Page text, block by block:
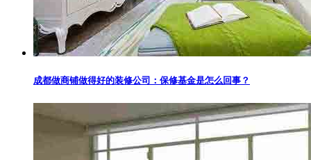
成都做商铺做得好的装修公司：保修基金是怎么回事？